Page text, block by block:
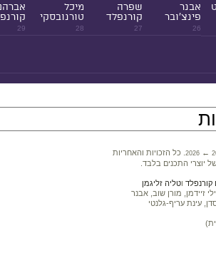
26
אבנר
פינצ'ובר
27
שפרה
קורנפלד
28
מיכל
טורנובסקי
29
2026 ←
. כל הזכויות והאחריות
יוצרי התכנים בלבד.
וטליה זליגמן
זיידמן, מורן שוב, אבנר
עינת עריף-גלנטי